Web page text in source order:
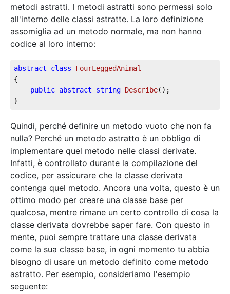
metodi astratti. I metodi astratti sono permessi solo
all'interno delle classi astratte. La loro definizione
assomiglia ad un metodo normale, ma non hanno
codice al loro interno:
abstract class
FourLeggedAnimal
{
public abstract string Describe( ) ;
}
Quindi, perché definire un metodo vuoto che non fa
nulla? Perché un metodo astratto è un obbligo di
implementare quel metodo nelle classi derivate.
Infatti, è controllato durante la compilazione del
codice, per assicurare che la classe derivata
contenga quel metodo. Ancora una volta, questo è un
ottimo modo per creare una classe base per
qualcosa, mentre rimane un certo controllo di cosa la
classe derivata dovrebbe saper fare. Con questo in
mente, puoi sempre trattare una classe derivata
come la sua classe base, in ogni momento tu abbia
bisogno di usare un metodo definito come metodo
astratto. Per esempio, consideriamo l'esempio
seguente: